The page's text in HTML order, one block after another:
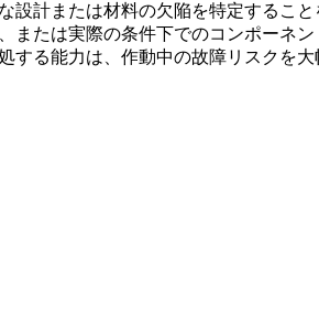
設計または材料の欠陥を特定するこ
、または実際の条件下でのコンポーネ
る能力は、作動中の故障リスクを